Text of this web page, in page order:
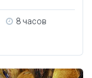
8 часов